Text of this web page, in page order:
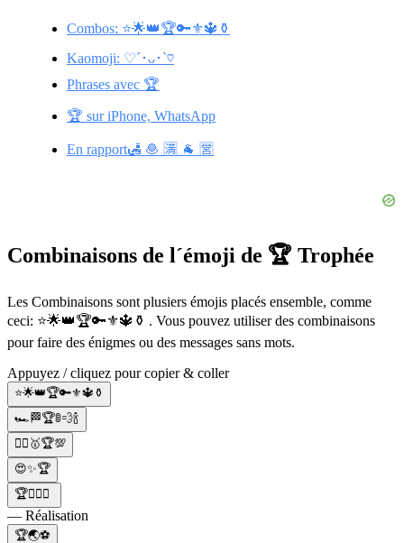
Combos: ⭐️🌟👑🏆🔑⚜️🔱⚱️
Kaomoji: ♡´･ᴗ･`♡
Phrases avec 🏆
🏆 sur iPhone, WhatsApp
En rapport🛃 🧆 🈵 🐐 🈺
Combinaisons de l´émoji de 🏆 Trophée
Les Combinaisons sont plusiers émojis placés ensemble, comme
ceci: ⭐️🌟👑🏆🔑⚜️🔱⚱️ . Vous pouvez utiliser des combinaisons
pour faire des énigmes ou des messages sans mots.
Appuyez / cliquez pour copier & coller
⭐️🌟👑🏆🔑⚜️🔱⚱️
🏎️🏁🏆🚦💨🍾
🤸‍♀️🥇🏆💯
😍✨🏆
🏆🏋️‍♂️🏅
— Réalisation
🏆🌏⚽️